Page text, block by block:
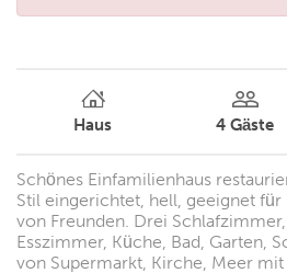
Haus 4 Gäste
Schönes Einfamilienhaus
Stil eingerichtet, hell, geeignet
von Freunden. Drei
Esszimmer, Küche, Bad, Garten,
von Supermarkt, Kirche, Meer mit